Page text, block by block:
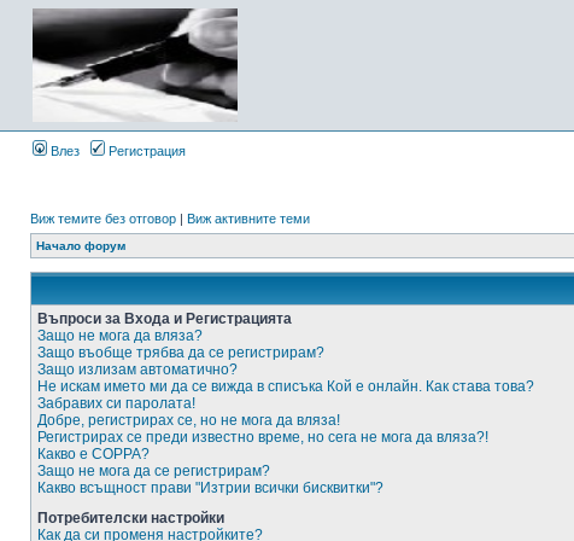
Влез Регистрация
Виж темите без отговор | Виж активните теми
Начало форум
Въпроси за Входа и Регистрацията
Защо не мога да вляза?
Защо въобще трябва да се регистрирам?
Защо излизам автоматично?
Не искам името ми да се вижда в списъка Кой е онлайн. Как става това?
Забравих си паролата!
Добре, регистрирах се, но не мога да вляза!
Регистрирах се преди известно време, но сега не мога да вляза?!
Какво е COPPA?
Защо не мога да се регистрирам?
Какво всъщност прави "Изтрии всички бисквитки"?
Потребителски настройки
Как да си променя настройките?